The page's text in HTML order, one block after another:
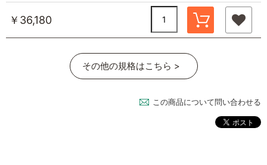
￥36,180
その他の規格はこちら >
この商品について問い合わせる